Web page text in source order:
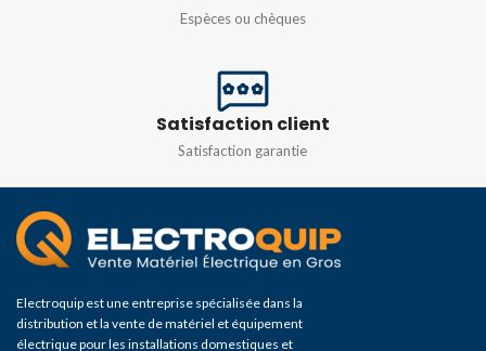
Espèces ou chèques
Satisfaction client
Satisfaction garantie
Electroquip est une entreprise spécialisée dans la
distribution et la vente de matériel et équipement
électrique pour les installations domestiques et